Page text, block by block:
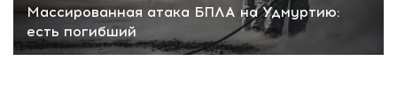
Массированная атака БПЛА на Удмуртию:
есть погибший